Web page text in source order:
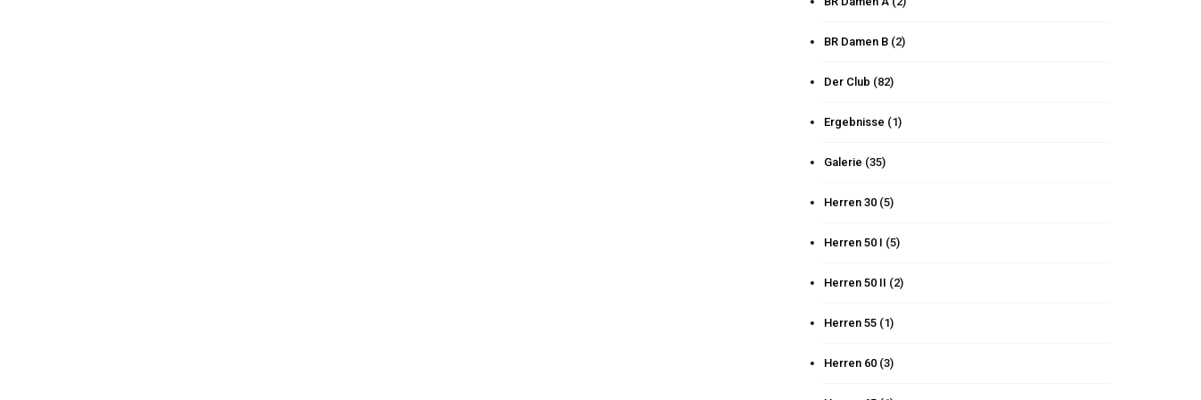
BR Damen B (2)
Der Club (82)
Ergebnisse (1)
Galerie (35)
Herren 30 (5)
Herren 50 I (5)
Herren 50 II (2)
Herren 55 (1)
Herren 60 (3)